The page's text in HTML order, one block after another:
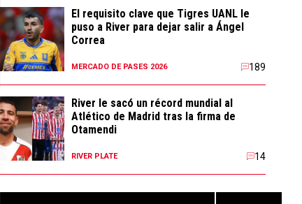
El requisito clave que Tigres UANL le
puso a River para dejar salir a Ángel
Correa
MERCADO DE PASES 2026 189
River le sacó un récord mundial al
Atlético de Madrid tras la firma de
Otamendi
RIVER PLATE 14